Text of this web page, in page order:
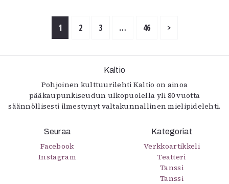
1 2 3 … 46 >
Kaltio
Pohjoinen kulttuurilehti Kaltio on ainoa
pääkaupunkiseudun ulkopuolella yli 80 vuotta
säännöllisesti ilmestynyt valtakunnallinen mielipidelehti.
Seuraa
Facebook
Instagram
Kategoriat
Verkkoartikkeli
Teatteri
Tanssi
Tanssi